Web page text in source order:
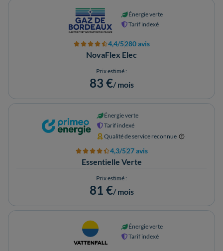
NovaFlex Elec
Énergie verte
Tarif indexé
4,4/5280 avis
Prix estimé :
83 €/ mois
Essentielle Verte
Énergie verte
Tarif indexé
Qualité de service reconnue
4,3/527 avis
Prix estimé :
81 €/ mois
Énergie verte
Tarif indexé